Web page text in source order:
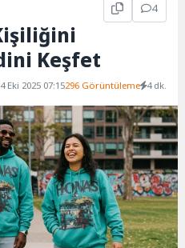
4
Keşfet
Eki 2025 07:15296 Görüntüleme 4 dk.